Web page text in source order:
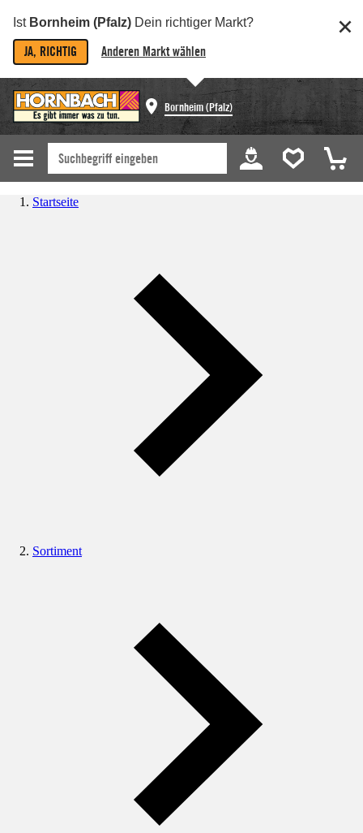
Ist Bornheim (Pfalz) Dein richtiger Markt?
JA, RICHTIG Anderen Markt wählen
Bornheim (Pfalz)
Startseite
Sortiment